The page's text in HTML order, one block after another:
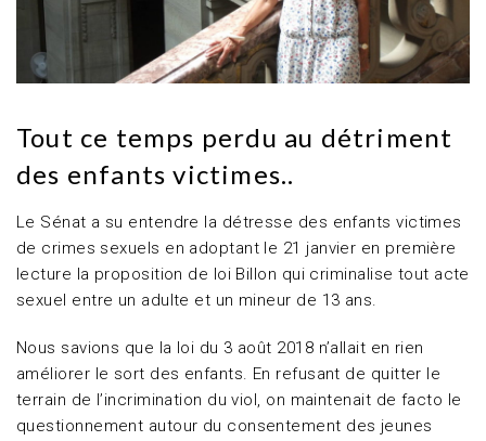
Tout ce temps perdu au détriment
des enfants victimes..
Le Sénat a su entendre la détresse des enfants victimes
de crimes sexuels en adoptant le 21 janvier en première
lecture la proposition de loi Billon qui criminalise tout acte
sexuel entre un adulte et un mineur de 13 ans.
Nous savions que la loi du 3 août 2018 n’allait en rien
améliorer le sort des enfants. En refusant de quitter le
terrain de l’incrimination du viol, on maintenait de facto le
questionnement autour du consentement des jeunes